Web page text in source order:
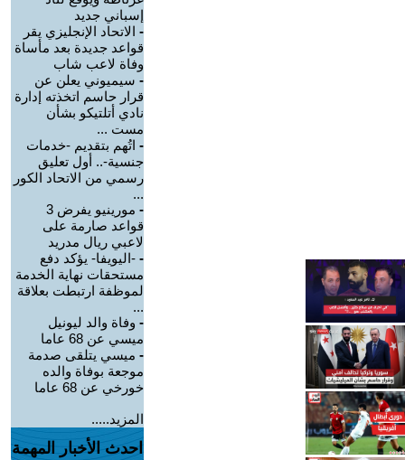
إسباني جديد
- الاتحاد الإنجليزي يقر
قواعد جديدة بعد مأساة
وفاة لاعب شاب
- سيميوني يعلن عن
قرار حاسم اتخذته إدارة
نادي أتلتيكو بشأن
مست ...
- اتُهم بتقديم -خدمات
جنسية-.. أول تعليق
رسمي من الاتحاد الكور
...
-
مورينيو يفرض 3
قواعد صارمة على
لاعبي ريال مدريد
- -اليويفا- يؤكد دفع
مستحقات نهاية الخدمة
لموظفة ارتبطت بعلاقة
...
- وفاة والد ليونيل
ميسي عن 68 عاما
- ميسي يتلقى صدمة
موجعة بوفاة والده
خورخي عن 68 عاما
المزيد.....
احدث الأخبار المهمة